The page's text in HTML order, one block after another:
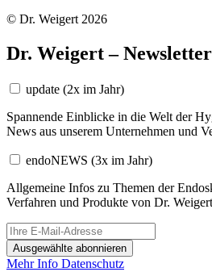
© Dr. Weigert 2026
Dr. Weigert – Newsletter
update (2x im Jahr)
Spannende Einblicke in die Welt der
News aus unserem Unternehmen und
endoNEWS (3x im Jahr)
Allgemeine Infos zu Themen der
Verfahren und Produkte von Dr.
Ausgewählte abonnieren
Mehr Info Datenschutz